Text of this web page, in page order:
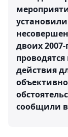
двоих
действия
сообщили